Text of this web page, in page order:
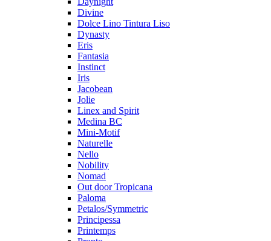
Divine
Dolce Lino Tintura Liso
Dynasty
Eris
Fantasia
Instinct
Iris
Jacobean
Jolie
Linex and Spirit
Medina BC
Mini-Motif
Naturelle
Nello
Nobility
Nomad
Out door Tropicana
Paloma
Petalos/Symmetric
Principessa
Printemps